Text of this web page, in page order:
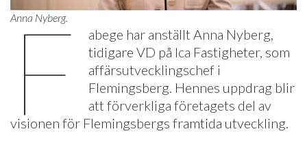
Anna Nyberg.
F
abege har anställt Anna Nyberg,
tidigare VD på Ica Fastigheter, som
affärsutvecklingschef i
Flemingsberg. Hennes uppdrag blir
att förverkliga företagets del av
visionen för Flemingsbergs framtida utveckling.